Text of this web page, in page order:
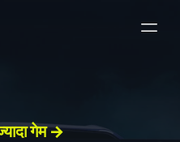
गेम →